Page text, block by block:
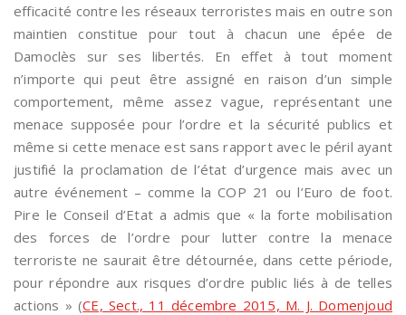
efficacité contre les réseaux terroristes mais en outre son
maintien constitue pour tout à chacun une épée de
Damoclès sur ses libertés. En effet à tout moment
n’importe qui peut être assigné en raison d’un simple
comportement, même assez vague, représentant une
menace supposée pour l’ordre et la sécurité publics et
même si cette menace est sans rapport avec le péril ayant
justifié la proclamation de l’état d’urgence mais avec un
autre événement – comme la COP 21 ou l’Euro de foot.
Pire le Conseil d’Etat a admis que « la forte mobilisation
des forces de l’ordre pour lutter contre la menace
terroriste ne saurait être détournée, dans cette période,
pour répondre aux risques d’ordre public liés à de telles
actions » (CE, Sect., 11 décembre 2015, M. J. Domenjoud